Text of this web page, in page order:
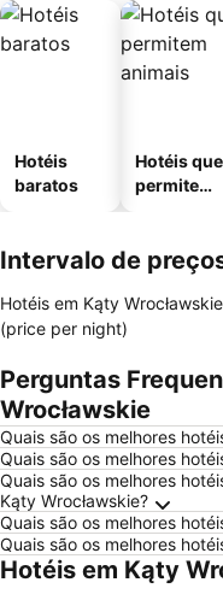
Hotéis
baratos
Hotéis que
permitem
Intervalo de
Hotéis em Kąty
(price per night)
Perguntas
Wrocławskie
Quais são os melhores
Quais são os melhores
Quais são os melhores
Kąty Wrocławskie?
Quais são os melhores
Quais são os melhores
Hotéis em Kąty